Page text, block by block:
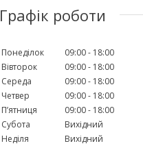
Графік роботи
Понеділок 09:00
18:00
Вівторок
09:00
18:00
Середа
09:00
18:00
Четвер
09:00
18:00
Пʼятниця
09:00
18:00
Субота
Вихідний
Неділя
Вихідний